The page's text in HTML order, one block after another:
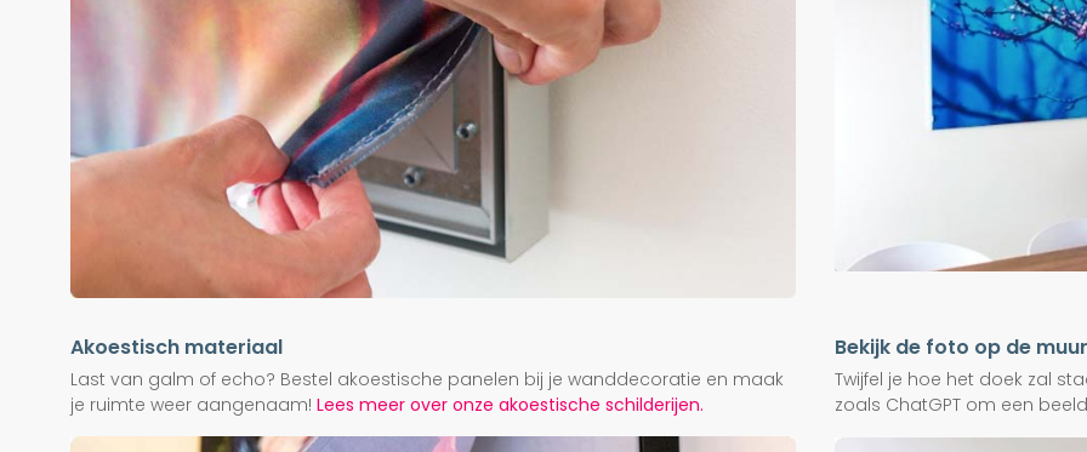
Akoestisch materiaal
Last van galm of echo? Bestel akoestische panelen bij je wanddecoratie en maak
je ruimte weer aangenaam! Lees meer over onze akoestische schilderijen.
Bekijk de foto op de muur
Twijfel je hoe het doek zal
zoals ChatGPT om een